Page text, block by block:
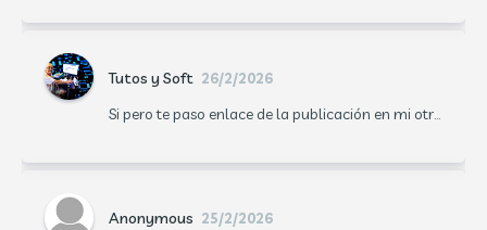
Tutos y Soft 26/2/2026
Si pero te paso enlace de la publicación en mi otr...
Anonymous 25/2/2026